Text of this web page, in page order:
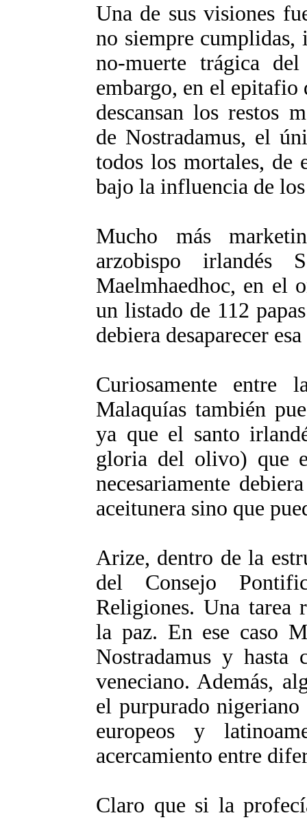
Una de sus visiones
no siempre cumplidas,
no-muerte trágica
embargo, en el
descansan los restos
de Nostradamus, el
todos los mortales, de
bajo la influencia de
Mucho más
arzobispo irlandés
Maelmhaedhoc, en el
un listado de 112
debiera desaparecer
Curiosamente entre
Malaquías también
ya que el santo
gloria del olivo) que
necesariamente
aceitunera sino que
Arize, dentro de la
del Consejo
Religiones. Una tarea
la paz. En ese caso
Nostradamus y hasta
veneciano. Además,
el purpurado
europeos y
acercamiento entre
Claro que si la